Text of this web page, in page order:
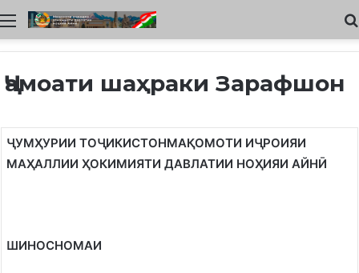
Меню
Ҷамоати шаҳраки Зарафшон
ҶУМҲУРИИ ТОҶИКИСТОНМАҚОМОТИ ИҶРОИЯИ
МАҲАЛЛИИ ҲОКИМИЯТИ ДАВЛАТИИ НОҲИЯИ АЙНӢ
ШИНОСНОМАИ